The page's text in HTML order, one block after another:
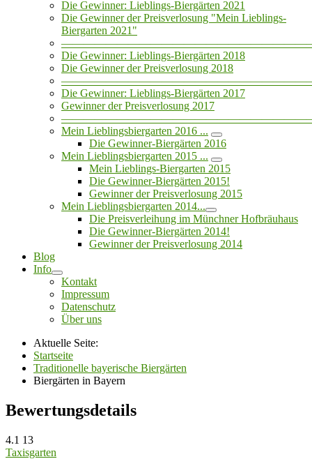
Die Gewinner: Lieblings-Biergärten 2021
Die Gewinner der Preisverlosung "Mein Lieblings-
Biergarten 2021"
Die Gewinner: Lieblings-Biergärten 2018
Die Gewinner der Preisverlosung 2018
Die Gewinner: Lieblings-Biergärten 2017
Gewinner der Preisverlosung 2017
Mein Lieblingsbiergarten 2016 ...
Die Gewinner-Biergärten 2016
Mein Lieblingsbiergarten 2015 ...
Mein Lieblings-Biergarten 2015
Die Gewinner-Biergärten 2015!
Gewinner der Preisverlosung 2015
Mein Lieblingsbiergarten 2014...
Die Preisverleihung im Münchner Hofbräuhaus
Die Gewinner-Biergärten 2014!
Gewinner der Preisverlosung 2014
Blog
Info
Kontakt
Impressum
Datenschutz
Über uns
Aktuelle Seite:
Startseite
Traditionelle bayerische Biergärten
Biergärten in Bayern
Bewertungsdetails
4.1 13
Taxisgarten